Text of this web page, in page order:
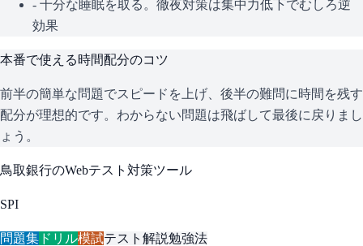
- 十分な睡眠を取る。徹夜対策は集中力低下でむしろ逆
効果
本番で使える時間配分のコツ
前半の簡単な問題でスピードを上げ、後半の難問に時間を残す
配分が理想的です。わからない問題は飛ばして最後に戻りまし
ょう。
鳥取銀行のWebテスト対策ツール
SPI
問題集 ドリル模試テスト解説勉強法